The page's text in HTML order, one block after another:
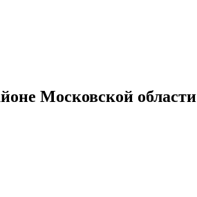
Московской области